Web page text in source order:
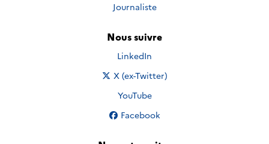
Journaliste
Nous suivre
Nous suivre sur
LinkedIn
Nous suivre sur
X (ex-Twitter)
Nous suivre sur
YouTube
Nous suivre sur
Facebook